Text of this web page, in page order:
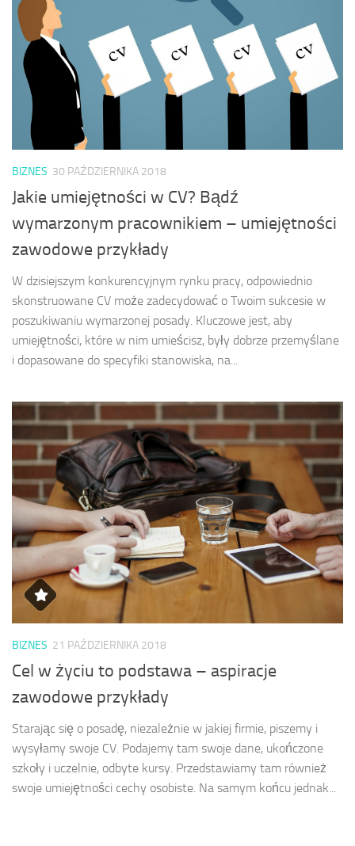
BIZNES 30 PAŹDZIERNIKA 2018
Jakie umiejętności w CV? Bądź
wymarzonym pracownikiem – umiejętności
zawodowe przykłady
W dzisiejszym konkurencyjnym rynku pracy, odpowiednio
skonstruowane CV może zadecydować o Twoim sukcesie w
poszukiwaniu wymarzonej posady. Kluczowe jest, aby
umiejętności, które w nim umieścisz, były dobrze przemyślane
i dopasowane do specyfiki stanowiska, na...
BIZNES 21 PAŹDZIERNIKA 2018
Cel w życiu to podstawa – aspiracje
zawodowe przykłady
Starając się o posadę, niezależnie w jakiej firmie, piszemy i
wysyłamy swoje CV. Podajemy tam swoje dane, ukończone
szkoły i uczelnie, odbyte kursy. Przedstawiamy tam również
swoje umiejętności cechy osobiste. Na samym końcu jednak...